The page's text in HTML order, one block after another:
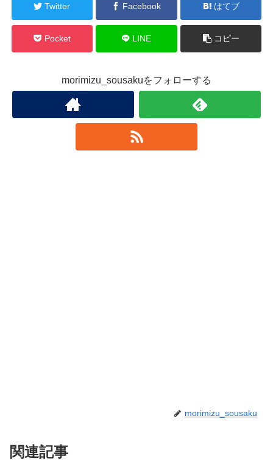
Twitter Facebook はてブ
Pocket LINE コピー
morimizu_sousakuをフォローする
morimizu_sousaku
関連記事